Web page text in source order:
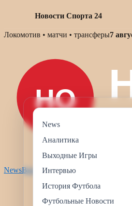
Новости Спорта 24
Skip
Локомотив • матчи • трансферы7
NewsВыходные Игры
News
Аналитика
Выходные Игры
Интервью
История Футбола
Футбольные Новости